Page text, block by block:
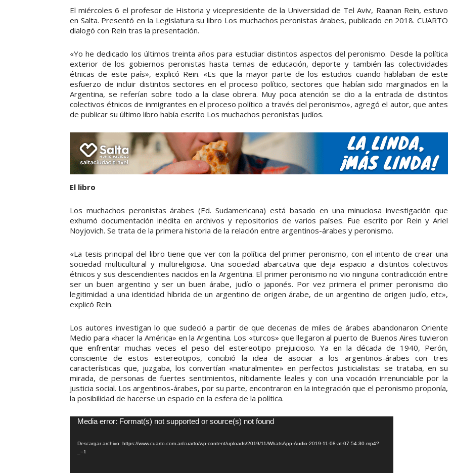
El miércoles 6 el profesor de Historia y vicepresidente de la Universidad de Tel Aviv, Raanan Rein, estuvo
en Salta. Presentó en la Legislatura su libro Los muchachos peronistas árabes, publicado en 2018. CUARTO
dialogó con Rein tras la presentación.
«Yo he dedicado los últimos treinta años para estudiar distintos aspectos del peronismo. Desde la política
exterior de los gobiernos peronistas hasta temas de educación, deporte y también las colectividades
étnicas de este país», explicó Rein. «Es que la mayor parte de los estudios cuando hablaban de este
esfuerzo de incluir distintos sectores en el proceso político, sectores que habían sido marginados en la
Argentina, se referían sobre todo a la clase obrera. Muy poca atención se dio a la entrada de distintos
colectivos étnicos de inmigrantes en el proceso político a través del peronismo», agregó el autor, que antes
de publicar su último libro había escrito Los muchachos peronistas judíos.
El libro
Los muchachos peronistas árabes (Ed. Sudamericana) está basado en una minuciosa investigación que
exhumó documentación inédita en archivos y repositorios de varios países. Fue escrito por Rein y Ariel
Noyjovich. Se trata de la primera historia de la relación entre argentinos-árabes y peronismo.
«La tesis principal del libro tiene que ver con la política del primer peronismo, con el intento de crear una
sociedad multicultural y multireligiosa. Una sociedad abarcativa que deja espacio a distintos colectivos
étnicos y sus descendientes nacidos en la Argentina. El primer peronismo no vio ninguna contradicción entre
ser un buen argentino y ser un buen árabe, judío o japonés. Por vez primera el primer peronismo dio
legitimidad a una identidad híbrida de un argentino de origen árabe, de un argentino de origen judío, etc»,
explicó Rein.
Los autores investigan lo que sudeció a partir de que decenas de miles de árabes abandonaron Oriente
Medio para «hacer la América» en la Argentina. Los «turcos» que llegaron al puerto de Buenos Aires tuvieron
que enfrentar muchas veces el peso del estereotipo prejuicioso. Ya en la década de 1940, Perón,
consciente de estos estereotipos, concibió la idea de asociar a los argentinos-árabes con tres
características que, juzgaba, los convertían «naturalmente» en perfectos justicialistas: se trataba, en su
mirada, de personas de fuertes sentimientos, nítidamente leales y con una vocación irrenunciable por la
justicia social. Los argentinos-árabes, por su parte, encontraron en la integración que el peronismo proponía,
la posibilidad de hacerse un espacio en la esfera de la política.
Media error: Format(s) not supported or source(s) not found
Descargar archivo: https://www.cuarto.com.ar/cuarto/wp-content/uploads/2019/11/WhatsApp-Audio-2019-11-08-at-07.54.30.mp4?
_=1